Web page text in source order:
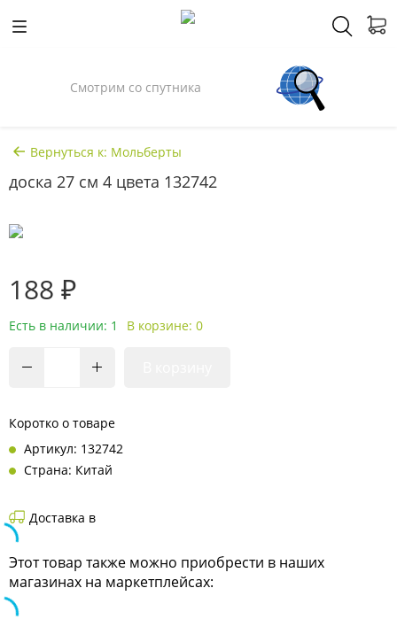
Смотрим со спутника
Вернуться к: Мольберты
доска 27 см 4 цвета 132742
188 ₽
Есть в наличии: 1 В корзине: 0
Коротко о товаре
Артикул: 132742
Страна: Китай
Доставка в
Этот товар также можно приобрести в наших
магазинах на маркетплейсах: